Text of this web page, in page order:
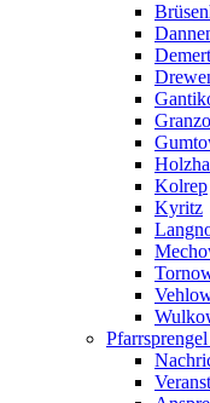
Kolrep
Kyritz